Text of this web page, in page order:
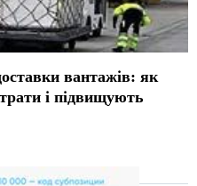
вантажів: як
і підвищують